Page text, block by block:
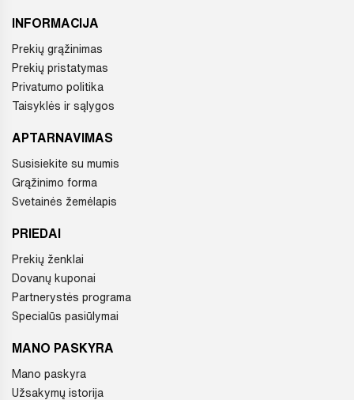
INFORMACIJA
Prekių grąžinimas
Prekių pristatymas
Privatumo politika
Taisyklės ir sąlygos
APTARNAVIMAS
Susisiekite su mumis
Grąžinimo forma
Svetainės žemėlapis
PRIEDAI
Prekių ženklai
Dovanų kuponai
Partnerystės programa
Specialūs pasiūlymai
MANO PASKYRA
Mano paskyra
Užsakymų istorija